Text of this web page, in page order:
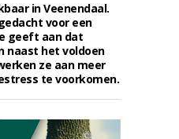
in Veenendaal.
voor een
geeft aan dat
naast het voldoen
ze aan meer
te voorkomen.